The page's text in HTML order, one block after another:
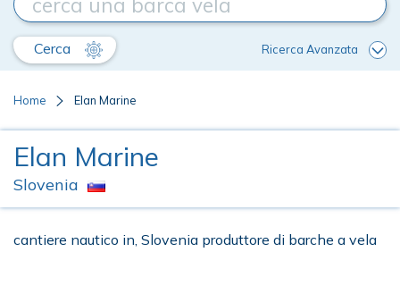
Cerca Ricerca Avanzata
Home Elan Marine
Elan Marine
Slovenia
cantiere nautico in, Slovenia produttore di barche a vela